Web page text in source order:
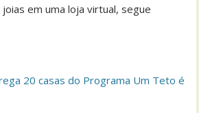
em uma loja virtual, segue
20 casas do Programa Um Teto é